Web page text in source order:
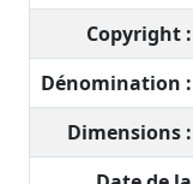
Copyright :
Dénomination :
Dimensions :